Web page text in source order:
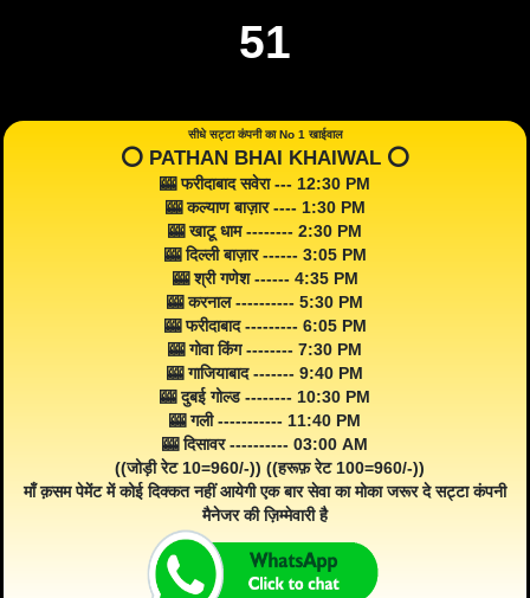
51
सीधे सट्टा कंपनी का No 1 खाईवाल
⭕️ PATHAN BHAI KHAIWAL ⭕️
🎰 फरीदाबाद सवेरा --- 12:30 PM
🎰 कल्याण बाज़ार ---- 1:30 PM
🎰 खाटू धाम -------- 2:30 PM
🎰 दिल्ली बाज़ार ------ 3:05 PM
🎰 श्री गणेश ------ 4:35 PM
🎰 करनाल ---------- 5:30 PM
🎰 फरीदाबाद --------- 6:05 PM
🎰 गोवा किंग -------- 7:30 PM
🎰 गाजियाबाद ------- 9:40 PM
🎰 दुबई गोल्ड -------- 10:30 PM
🎰 गली ----------- 11:40 PM
🎰 दिसावर ---------- 03:00 AM
((जोड़ी रेट 10=960/-)) ((हरूफ़ रेट 100=960/-))
माँ क़सम पेमेंट में कोई दिक्कत नहीं आयेगी एक बार सेवा का मोका जरूर दे सट्टा कंपनी
मैनेजर की ज़िम्मेवारी है